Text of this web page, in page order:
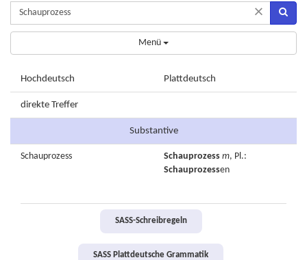
×
Menü
Hochdeutsch Plattdeutsch
direkte Treffer
Substantive
Schauprozess Schauprozess m, Pl.:
Schauprozessen
SASS-Schreibregeln
SASS Plattdeutsche Grammatik